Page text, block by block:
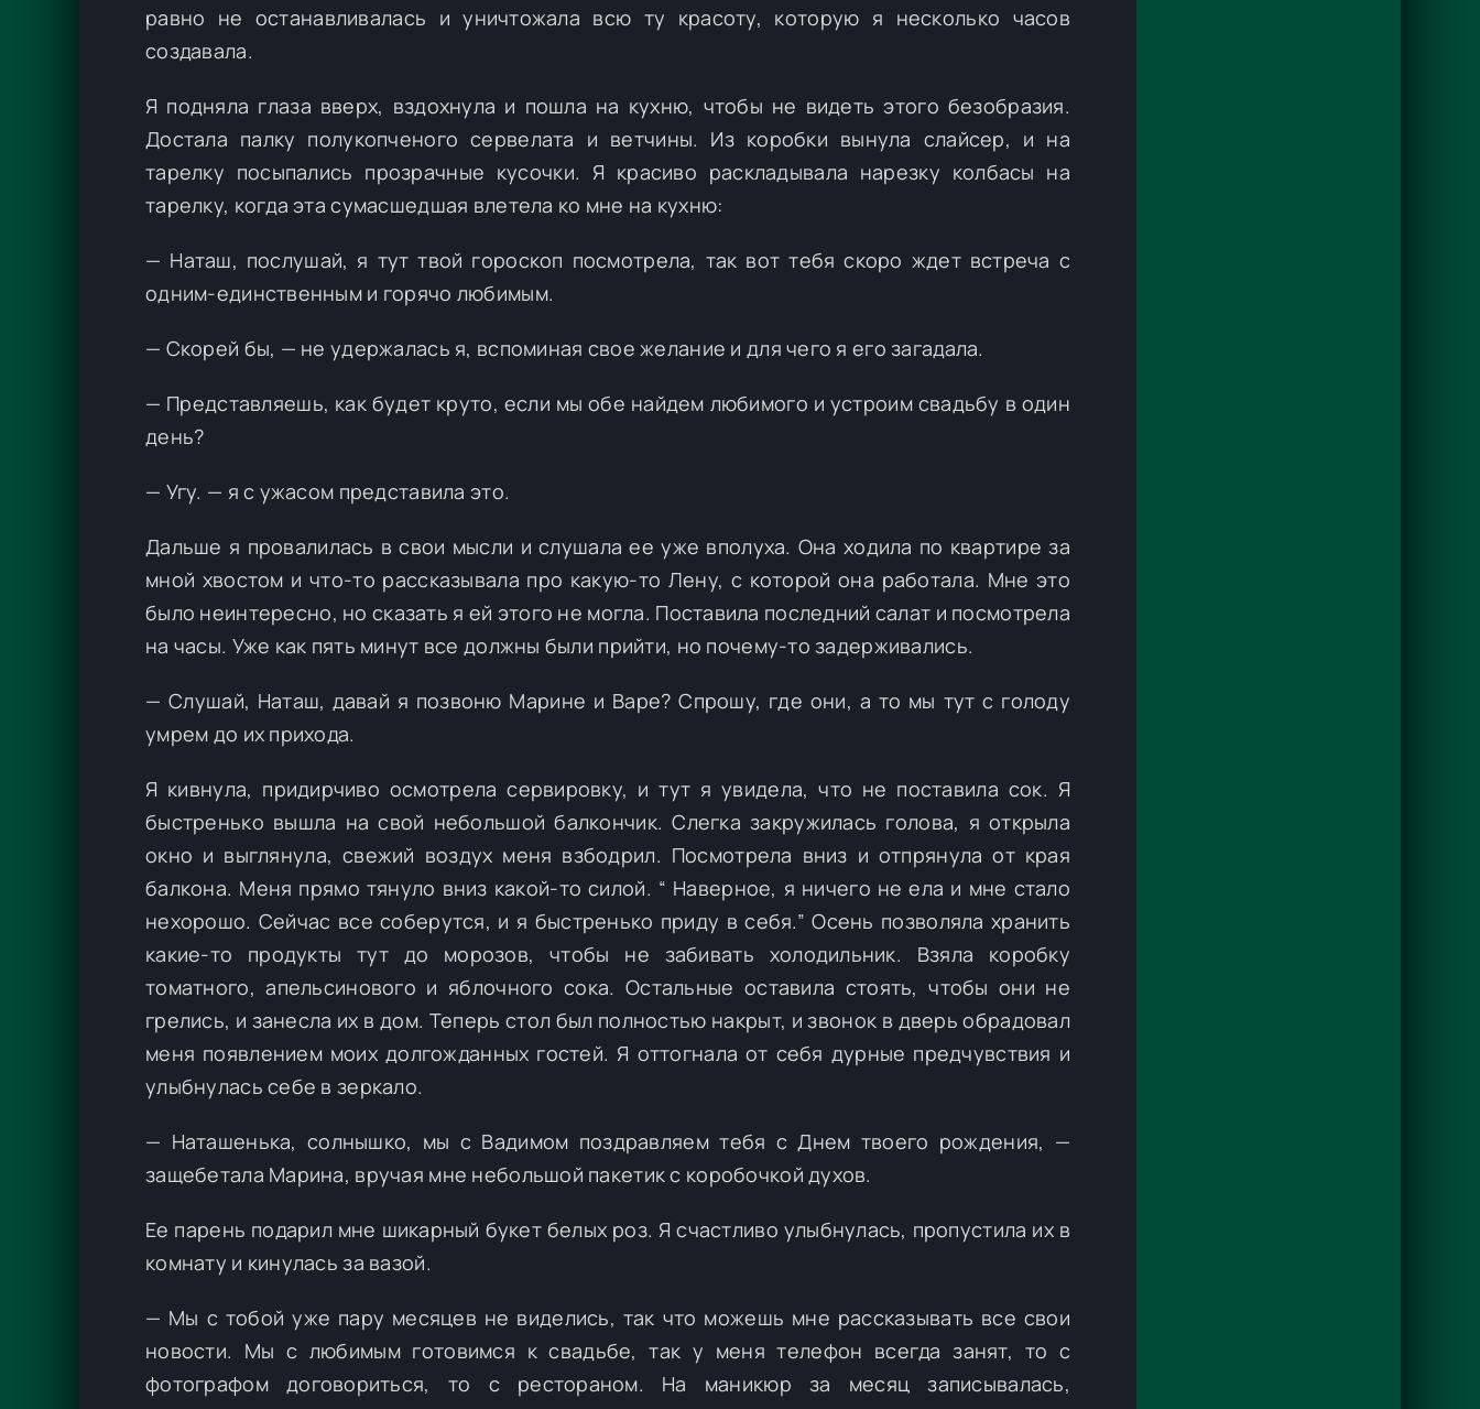
равно не останавливалась и уничтожала всю ту красоту, которую я несколько часов
создавала.
Я подняла глаза вверх, вздохнула и пошла на кухню, чтобы не видеть этого безобразия.
Достала палку полукопченого сервелата и ветчины. Из коробки вынула слайсер, и на
тарелку посыпались прозрачные кусочки. Я красиво раскладывала нарезку колбасы на
тарелку, когда эта сумасшедшая влетела ко мне на кухню:
— Наташ, послушай, я тут твой гороскоп посмотрела, так вот тебя скоро ждет встреча с
одним-единственным и горячо любимым.
— Скорей бы, — не удержалась я, вспоминая свое желание и для чего я его загадала.
— Представляешь, как будет круто, если мы обе найдем любимого и устроим свадьбу в один
день?
— Угу. — я с ужасом представила это.
Дальше я провалилась в свои мысли и слушала ее уже вполуха. Она ходила по квартире за
мной хвостом и что-то рассказывала про какую-то Лену, с которой она работала. Мне это
было неинтересно, но сказать я ей этого не могла. Поставила последний салат и посмотрела
на часы. Уже как пять минут все должны были прийти, но почему-то задерживались.
— Слушай, Наташ, давай я позвоню Марине и Варе? Спрошу, где они, а то мы тут с голоду
умрем до их прихода.
Я кивнула, придирчиво осмотрела сервировку, и тут я увидела, что не поставила сок. Я
быстренько вышла на свой небольшой балкончик. Слегка закружилась голова, я открыла
окно и выглянула, свежий воздух меня взбодрил. Посмотрела вниз и отпрянула от края
балкона. Меня прямо тянуло вниз какой-то силой. “ Наверное, я ничего не ела и мне стало
нехорошо. Сейчас все соберутся, и я быстренько приду в себя.” Осень позволяла хранить
какие-то продукты тут до морозов, чтобы не забивать холодильник. Взяла коробку
томатного, апельсинового и яблочного сока. Остальные оставила стоять, чтобы они не
грелись, и занесла их в дом. Теперь стол был полностью накрыт, и звонок в дверь обрадовал
меня появлением моих долгожданных гостей. Я оттогнала от себя дурные предчувствия и
улыбнулась себе в зеркало.
— Наташенька, солнышко, мы с Вадимом поздравляем тебя с Днем твоего рождения, —
защебетала Марина, вручая мне небольшой пакетик с коробочкой духов.
Ее парень подарил мне шикарный букет белых роз. Я счастливо улыбнулась, пропустила их в
комнату и кинулась за вазой.
— Мы с тобой уже пару месяцев не виделись, так что можешь мне рассказывать все свои
новости. Мы с любимым готовимся к свадьбе, так у меня телефон всегда занят, то с
фотографом договориться, то с рестораном. На маникюр за месяц записывалась,